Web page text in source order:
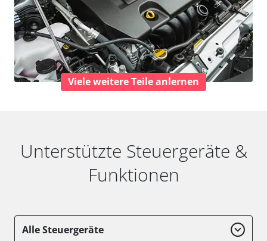
Viele weitere Teile anlernen
Unterstützte Steuergeräte &
Funktionen
Alle Steuergeräte